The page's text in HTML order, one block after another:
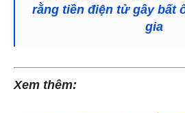
rằng tiền điện tử gây bất
gia
Xem thêm: